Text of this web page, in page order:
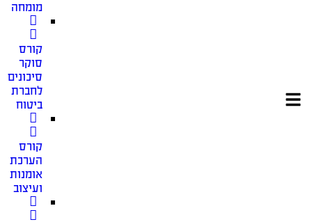
מומחה
קורס
סוקר
סיכונים
לחברת
ביטוח
קורס
הערכת
אומנות
ועיצוב